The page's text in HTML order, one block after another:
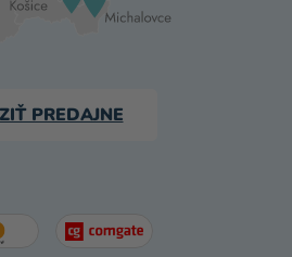
PREDAJNE